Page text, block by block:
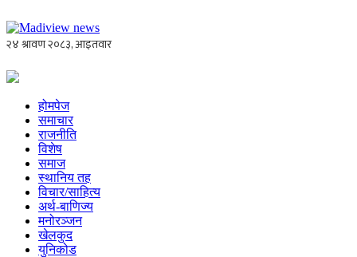
होमपेज
समाचार
राजनीति
विशेष
समाज
स्थानिय तह
विचार/साहित्य
अर्थ-बाणिज्य
मनोरञ्जन
खेलकुद
युनिकोड